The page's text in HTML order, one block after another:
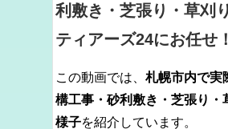
利敷き・芝張り・草刈
ティアーズ24にお任せ！
この動画では、 札幌市内で実
構工事・砂利敷き・芝張り・
様子を紹介しています。